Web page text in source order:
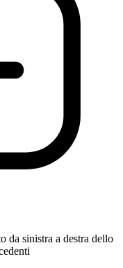
da sinistra a destra dello